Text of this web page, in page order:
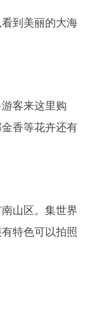
到美丽的大海
客来这里购
香等花卉还有
山区。集世界
特色可以拍照